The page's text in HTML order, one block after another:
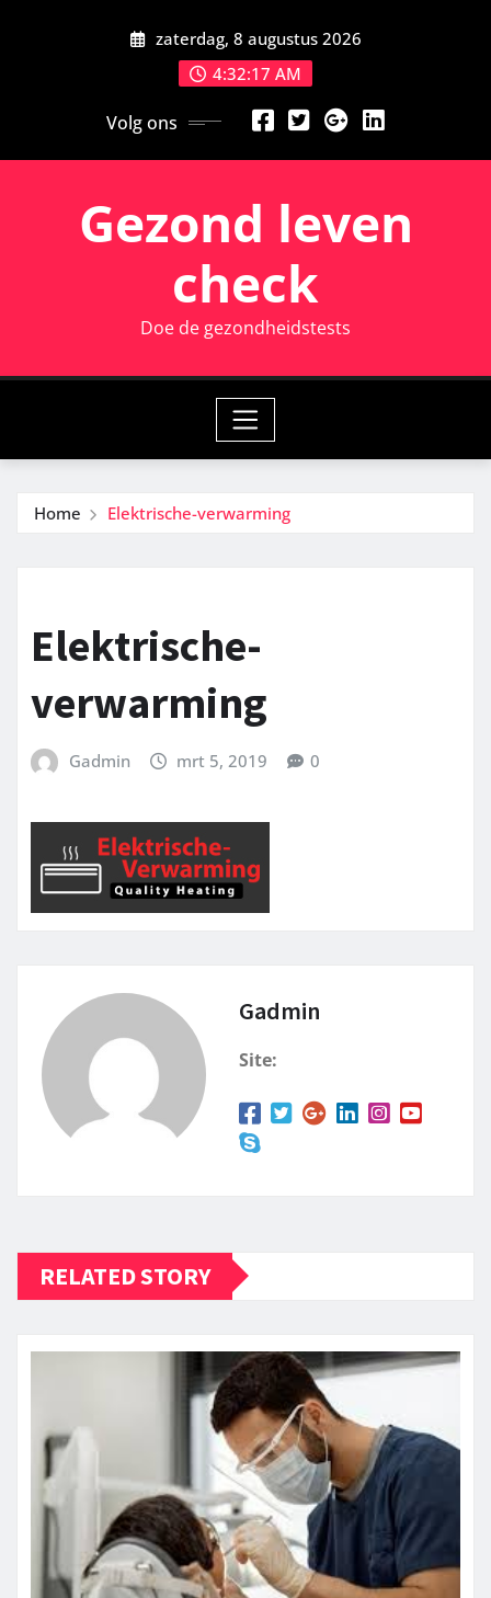
zaterdag, 8 augustus 2026
4:32:18 AM
Volg ons
Gezond leven
check
Doe de gezondheidstests
Home Elektrische-verwarming
Elektrische-
verwarming
Gadmin mrt 5, 2019 0
Gadmin
Site:
RELATED STORY